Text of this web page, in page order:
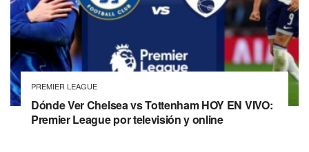
PREMIER LEAGUE
Dónde Ver Chelsea vs Tottenham HOY EN VIVO:
Premier League por televisión y online